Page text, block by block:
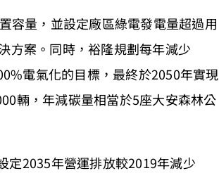
容量，並設定廠區綠電發電量超過用
方案。同時，裕隆規劃每年減少
電氣化的目標，最終於2050年實現
輛，年減碳量相當於5座大安森林公
定2035年營運排放較2019年減少